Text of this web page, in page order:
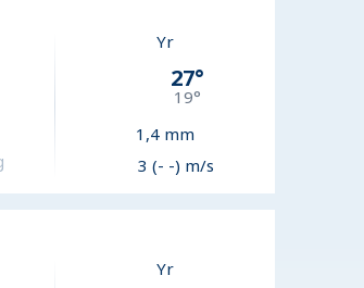
Yr
27°
19°
1,4 mm
3 (- -) m/s
Yr